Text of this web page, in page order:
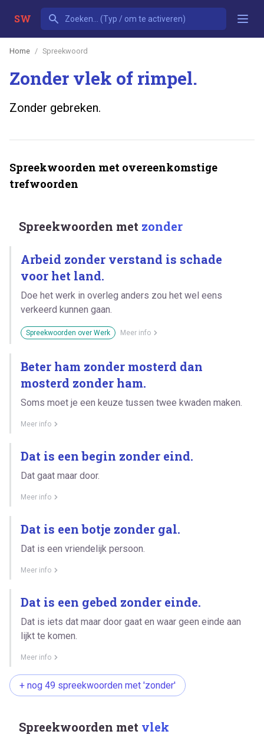
SW
Home Spreekwoord
Zonder vlek of rimpel.
Zonder gebreken.
Spreekwoorden met overeenkomstige
trefwoorden
Spreekwoorden met zonder
Arbeid zonder verstand is schade
voor het land.
Doe het werk in overleg anders zou het wel eens
verkeerd kunnen gaan.
Spreekwoorden over Werk Meer info
Beter ham zonder mosterd dan
mosterd zonder ham.
Soms moet je een keuze tussen twee kwaden maken.
Meer info
Dat is een begin zonder eind.
Dat gaat maar door.
Meer info
Dat is een botje zonder gal.
Dat is een vriendelijk persoon.
Meer info
Dat is een gebed zonder einde.
Dat is iets dat maar door gaat en waar geen einde aan
lijkt te komen.
Meer info
+ nog 49 spreekwoorden met 'zonder'
Spreekwoorden met vlek